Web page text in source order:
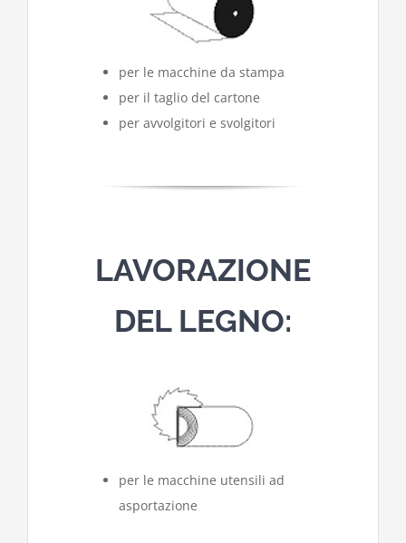
per le macchine da stampa
per il taglio del cartone
per avvolgitori e svolgitori
LAVORAZIONE
DEL LEGNO:
per le macchine utensili ad
asportazione